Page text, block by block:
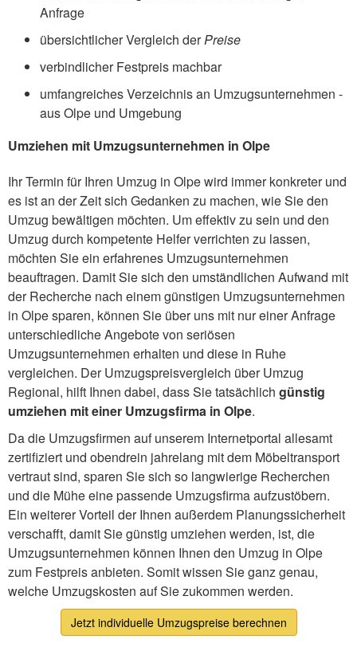
Anfrage
übersichtlicher Vergleich derPreise
verbindlicher Festpreis machbar
umfangreiches Verzeichnis an Umzugsunternehmen -
aus Olpe und Umgebung
Umziehen mit Umzugsunternehmen in Olpe
Ihr Termin für Ihren Umzug in Olpe wird immer konkreter und
es ist an der Zeit sich Gedanken zu machen, wie Sie den
Umzug bewältigen möchten. Um effektiv zu sein und den
Umzug durch kompetente Helfer verrichten zu lassen,
möchten Sie ein erfahrenes Umzugsunternehmen
beauftragen. Damit Sie sich den umständlichen Aufwand mit
der Recherche nach einem günstigen Umzugsunternehmen
in Olpe sparen, können Sie über uns mit nur einer Anfrage
unterschiedliche Angebote von seriösen
Umzugsunternehmen erhalten und diese in Ruhe
vergleichen. Der Umzugspreisvergleich über Umzug
Regional, hilft Ihnen dabei, dass Sie tatsächlich günstig
umziehen mit einer Umzugsfirma in Olpe.
Da die Umzugsfirmen auf unserem Internetportal allesamt
zertifiziert und obendrein jahrelang mit dem Möbeltransport
vertraut sind, sparen Sie sich so langwierige Recherchen
und die Mühe eine passende Umzugsfirma aufzustöbern.
Ein weiterer Vorteil der Ihnen außerdem Planungssicherheit
verschafft, damit Sie günstig umziehen werden, ist, die
Umzugsunternehmen können Ihnen den Umzug in Olpe
zum Festpreis anbieten. Somit wissen Sie ganz genau,
welche Umzugskosten auf Sie zukommen werden.
Jetzt individuelle Umzugspreise berechnen